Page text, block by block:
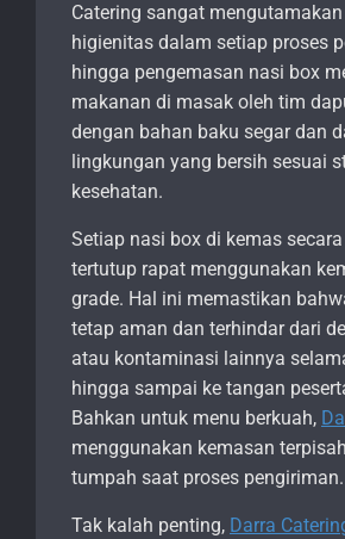
Catering sangat
higienitas dalam setiap proses
hingga pengemasan nasi box
makanan di masak oleh tim
dengan bahan baku segar dan
lingkungan yang bersih sesuai
kesehatan.
Setiap nasi box di kemas
tertutup rapat menggunakan
grade. Hal ini memastikan
tetap aman dan terhindar dari
atau kontaminasi lainnya
hingga sampai ke tangan
Bahkan untuk menu berkuah,
menggunakan kemasan
tumpah saat proses pengiriman.
Tak kalah penting, Darra